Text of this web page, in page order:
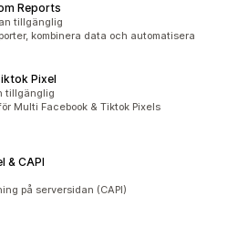
Reports
tillgänglig
kombinera data och automatisera
Pixel
tillgänglig
Multi Facebook & Tiktok Pixels
& CAPI
på serversidan (CAPI)